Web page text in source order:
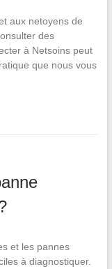
aux netoyens de
des
à Netsoins peut
que nous vous
et les pannes
à diagnostiquer.